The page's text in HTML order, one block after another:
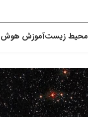
محیط زیستآموزش هوش